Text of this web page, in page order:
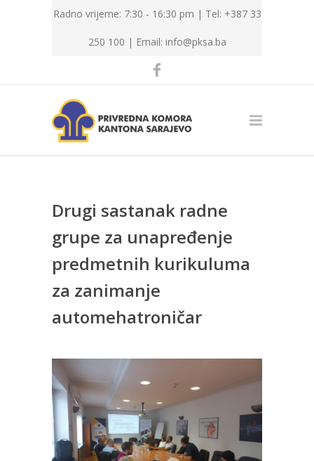
Radno vrijeme: 7:30 - 16:30 pm | Tel: +387 33
250 100 | Email: info@pksa.ba
Drugi sastanak radne
grupe za unapređenje
predmetnih kurikuluma
za zanimanje
automehatroničar